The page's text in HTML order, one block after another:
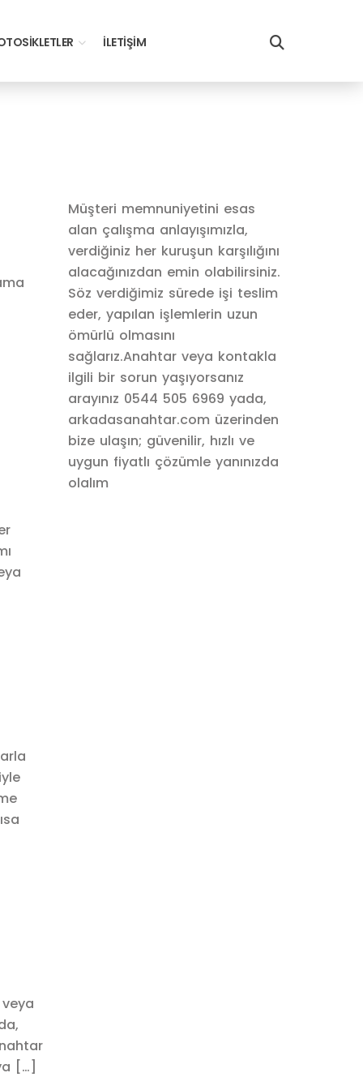
İLETIŞIM
[…]
Müşteri memnuniyetini esas
alan çalışma anlayışımızla,
verdiğiniz her kuruşun karşılığını
alacağınızdan emin olabilirsiniz.
Söz verdiğimiz sürede işi teslim
eder, yapılan işlemlerin uzun
ömürlü olmasını
sağlarız.Anahtar veya kontakla
ilgili bir sorun yaşıyorsanız
arayınız 0544 505 6969 yada,
arkadasanahtar.com üzerinden
bize ulaşın; güvenilir, hızlı ve
uygun fiyatlı çözümle yanınızda
olalım